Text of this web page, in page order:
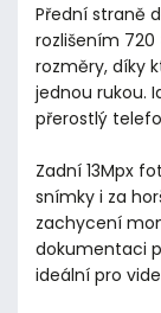
Přední straně
rozlišením 720
rozměry, díky
jednou rukou.
přerostlý
Zadní 13Mpx
snímky i za
zachycení
dokumentaci
ideální pro